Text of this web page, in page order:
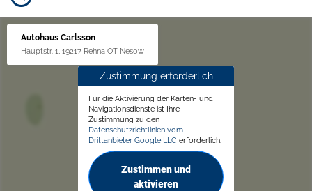
Autohaus Carlsson
Hauptstr. 1, 19217 Rehna OT Nesow
Zustimmung erforderlich
Für die Aktivierung der Karten- und
Navigationsdienste ist Ihre
Zustimmung zu den
Datenschutzrichtlinien vom
Drittanbieter Google LLC erforderlich.
Zustimmen und
aktivieren